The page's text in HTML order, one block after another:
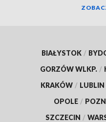
BIAŁYSTOK /
GORZÓW WLKP. /
KRAKÓW / LUBLIN
OPOLE /
SZCZECIN /